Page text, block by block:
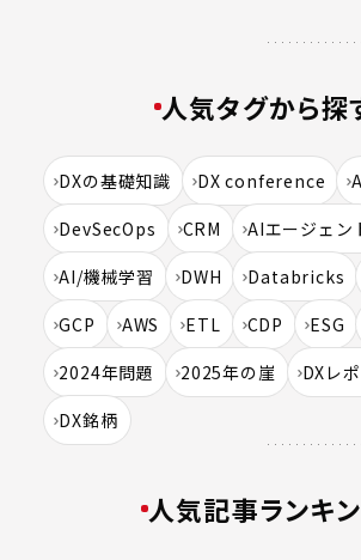
人気タグから探
DXの基礎知識 DX conference
DevSecOps
CRM
AIエージェン
AI/機械学習
DWH Databricks
GCP
AWS ETL CDP ESG
2024年問題
2025年の崖
DXレ
DX銘柄
人気記事ランキ